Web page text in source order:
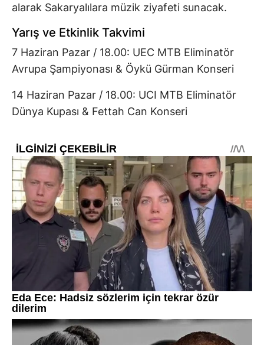
alarak Sakaryalılara müzik ziyafeti sunacak.
Yarış ve Etkinlik Takvimi
7 Haziran Pazar / 18.00: UEC MTB Eliminatör
Avrupa Şampiyonası & Öykü Gürman Konseri
14 Haziran Pazar / 18.00: UCI MTB Eliminatör
Dünya Kupası & Fettah Can Konseri